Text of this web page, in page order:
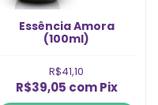
Essência Amora
(100ml)
R$41,10
R$39,05 com Pix